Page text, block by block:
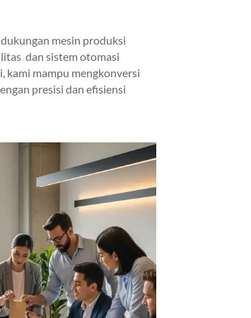
mesin produksi
dan sistem otomasi
kami mampu mengkonversi
presisi dan efisiensi